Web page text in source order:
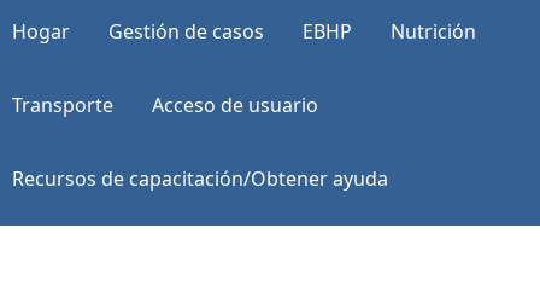
Hogar Gestión de casos EBHP Nutrición
Transporte Acceso de usuario
Recursos de capacitación/Obtener ayuda